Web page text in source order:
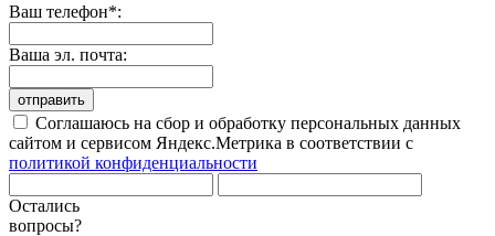
Ваш телефон*:
Ваша эл. почта:
отправить
Соглашаюсь на сбор и обработку персональных данных
сайтом и сервисом Яндекс.Метрика в соответствии с
политикой конфиденциальности
Остались
вопросы?